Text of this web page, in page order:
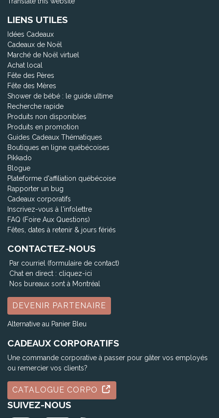
LIENS UTILES
Idées Cadeaux
Cadeaux de Noël
Marché de Noël virtuel
Achat local
Fête des Pères
Fête des Mères
Shower de bébé : le guide ultime
Recherche rapide
Produits non disponibles
Produits en promotion
Guides Cadeaux Thématiques
Boutiques en ligne québécoises
Pikkado
Blogue
Plateforme d'affiliation québécoise
Rapporter un bug
Cadeaux corporatifs
Inscrivez-vous à l'infolettre
FAQ (Foire Aux Questions)
Fêtes, dates à retenir & jours fériés
CONTACTEZ-NOUS
Par courriel (formulaire de contact)
Chat en direct : cliquez-ici
Nos bureaux sont à Montréal
DEVENIR PARTENAIRE
Alternative au Panier Bleu
CADEAUX CORPORATIFS
Une commande corporative à passer pour gâter vos employés
ou remercier vos clients?
CATALOGUE CORPO
SUIVEZ-NOUS